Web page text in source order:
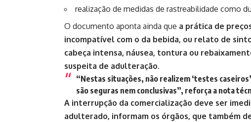
realização de medidas de rastreabilidade como
O documento aponta ainda que a prática de
incompatível com o da bebida, ou relato de
cabeça intensa, náusea, tontura ou
suspeita de adulteração.
“Nestas situações, não realizem ‘testes
são seguras nem conclusivas”, reforça a nota
A interrupção da comercialização deve ser
adulterado, informam os órgãos, que também